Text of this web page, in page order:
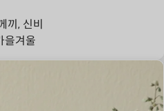
끼, 신비
을겨울